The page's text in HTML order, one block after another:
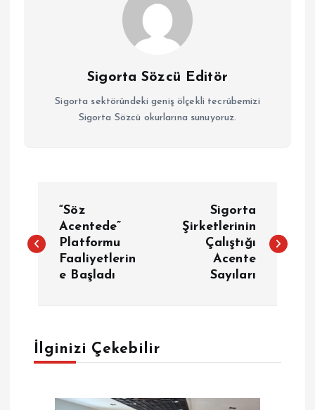
Sigorta Sözcü Editör
Sigorta sektöründeki geniş ölçekli tecrübemizi
Sigorta Sözcü okurlarına sunuyoruz.
a
g
e
“Söz
Acentede”
Platformu
Faaliyetlerin
e Başladı
Sigorta
Şirketlerinin
Çalıştığı
Acente
Sayıları
İlginizi Çekebilir